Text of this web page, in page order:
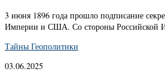
3 июня 1896 года прошло подписание
Империи и США. Со стороны Российской
Тайны Геополитики
03.06.2025